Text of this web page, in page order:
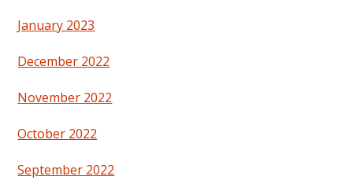
January 2023
December 2022
November 2022
October 2022
September 2022